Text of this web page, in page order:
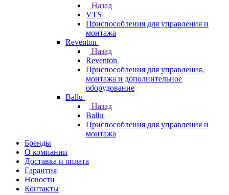
Назад
VTS
Приспособления для управления и
монтажа
Reventon
Назад
Reventon
Приспособления для управления,
монтажа и дополнительное
оборудование
Ballu
Назад
Ballu
Приспособления для управления и
монтажа
Бренды
О компании
Доставка и оплата
Гарантия
Новости
Контакты